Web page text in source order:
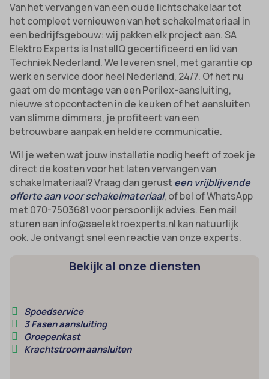
Van het vervangen van een oude lichtschakelaar tot
het compleet vernieuwen van het schakelmateriaal in
een bedrijfsgebouw: wij pakken elk project aan. SA
Elektro Experts is InstallQ gecertificeerd en lid van
Techniek Nederland. We leveren snel, met garantie op
werk en service door heel Nederland, 24/7. Of het nu
gaat om de montage van een Perilex-aansluiting,
nieuwe stopcontacten in de keuken of het aansluiten
van slimme dimmers, je profiteert van een
betrouwbare aanpak en heldere communicatie.
Wil je weten wat jouw installatie nodig heeft of zoek je
direct de kosten voor het laten vervangen van
schakelmateriaal? Vraag dan gerust een vrijblijvende
offerte aan voor schakelmateriaal, of bel of WhatsApp
met 070-7503681 voor persoonlijk advies. Een mail
sturen aan info@saelektroexperts.nl kan natuurlijk
ook. Je ontvangt snel een reactie van onze experts.
Bekijk al onze diensten
Spoedservice
3 Fasen aansluiting
Groepenkast
Krachtstroom aansluiten